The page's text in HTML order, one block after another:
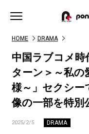
HOME DRAMA
中国ラブコメ時
ターン＞～私の
様～」セクシー
像の一部を特別
2025/2/5 DRAMA